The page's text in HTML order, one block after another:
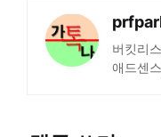
버킷리
애드센